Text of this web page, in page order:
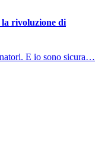
rivoluzione di
E io sono sicura…